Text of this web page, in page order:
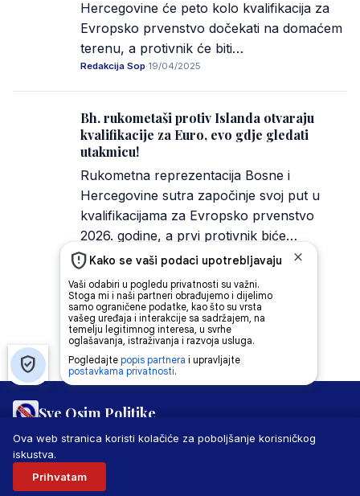
Hercegovine će peto kolo kvalifikacija za
Evropsko prvenstvo dočekati na domaćem
terenu, a protivnik će biti…
Redakcija Sop·19/04/2025
Bh. rukometaši protiv Islanda otvaraju
kvalifikacije za Euro, evo gdje gledati
utakmicu!
Rukometna reprezentacija Bosne i
Hercegovine sutra započinje svoj put u
kvalifikacijama za Evropsko prvenstvo
2026. godine, a prvi protivnik biće…
Redakcija Sop 05/11/2024
Sve Osim Politike
PRAVILA PRIVATNOSTIMARKETINGUSLOVI KORIŠTENJA
IMPRESSUM
© 2026 Sve Osim Politike. Sva prava zadržana.
Ova web stranica koristi kolačiće za poboljšanje korisničkog
iskustva.
Prihvatam